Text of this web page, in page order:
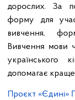
дорослих. За
форму для
вивчення,
Вивчення мови
українського
допомагає
Проєкт «Єдині»